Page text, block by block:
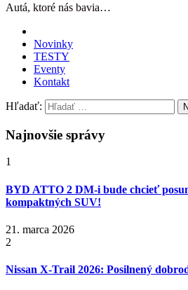
Autá, ktoré nás bavia…
Novinky
TESTY
Eventy
Kontakt
Hľadať:
Najnovšie správy
1
BYD ATTO 2 DM-i bude chcieť
kompaktných SUV!
21. marca 2026
2
Nissan X‑Trail 2026: Posilnený